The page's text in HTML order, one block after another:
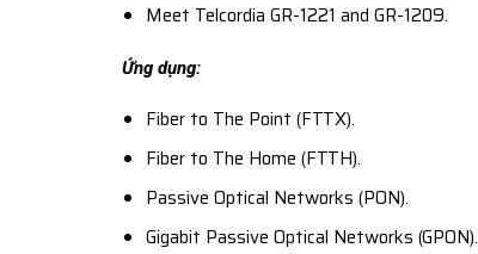
Meet Telcordia GR-1221 and GR-1209.
Ứng dụng:
Fiber to The Point (FTTX).
Fiber to The Home (FTTH).
Passive Optical Networks (PON).
Gigabit Passive Optical Networks (GPON).